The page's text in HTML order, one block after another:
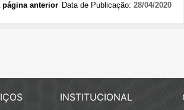
página anterior Data de Publicação: 28/04/2020
INSTITUCIONAL